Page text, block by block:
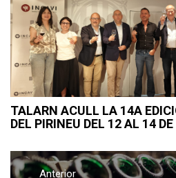
TALARN ACULL LA 14A
DEL PIRINEU DEL 12 AL 14
Navegació
Anterior